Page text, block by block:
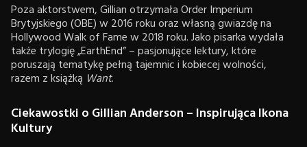
Poza aktorstwem, Gillian otrzymała Order Imperium
Brytyjskiego (OBE) w 2016 roku oraz własną gwiazdę na
Hollywood Walk of Fame w 2018 roku. Jako pisarka wydała
także trylogię „EarthEnd” – pasjonujące lektury, które
poruszają tematykę pełną tajemnic i kobiecej wolności,
razem z książką Want.
Ciekawostki o Gillian Anderson – Inspirująca Ikona
Kultury